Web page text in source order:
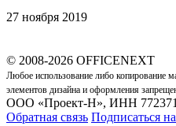
27 ноября 2019
© 2008-2026 OFFICENEXT
Любое использование либо копирование
элементов дизайна и оформления
ООО «Проект-Н», ИНН
Обратная связь Подписаться